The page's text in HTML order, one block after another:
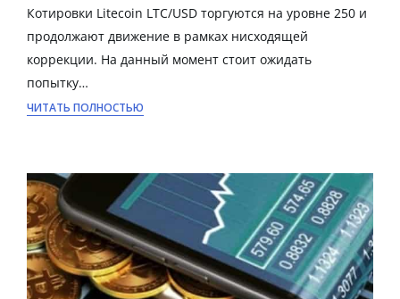
Котировки Litecoin LTC/USD торгуются на уровне 250 и
продолжают движение в рамках нисходящей
коррекции. На данный момент стоит ожидать
попытку…
ЧИТАТЬ ПОЛНОСТЬЮ